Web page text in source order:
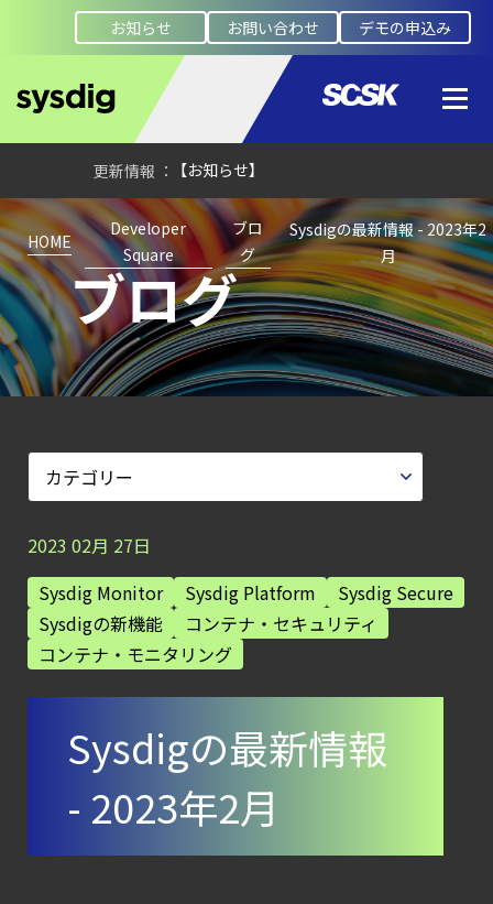
お知らせ お問い合わせ デモの申込み
【ブログ】CISO
のための Headless
Cloud Security
【お知らせ】
ブログを更新しました
【お知らせ】
ブログを更新しました
【ブログ】
AWS/GCP
標準ツールでは守れない？
【ブログ】
Agent
Local機能の実装ガイド
【ブログ】
セキュリティブリーフィング：
【ブログ】
CNAPP選定ガイド
｜
ブログ
HOME
Developer
Square
ブロ
グ
Sysdigの最新情報 - 2023年2
月
2023 02月 27日
Sysdig Monitor
Sysdig Platform
Sysdig Secure
Sysdigの新機能
コンテナ・セキュリティ
コンテナ・モニタリング
Sysdigの最新情報
- 2023年2月